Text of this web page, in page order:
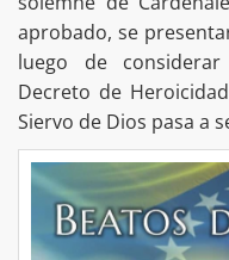
aprobado, se
luego de
Decreto de
Siervo de Dios pasa a